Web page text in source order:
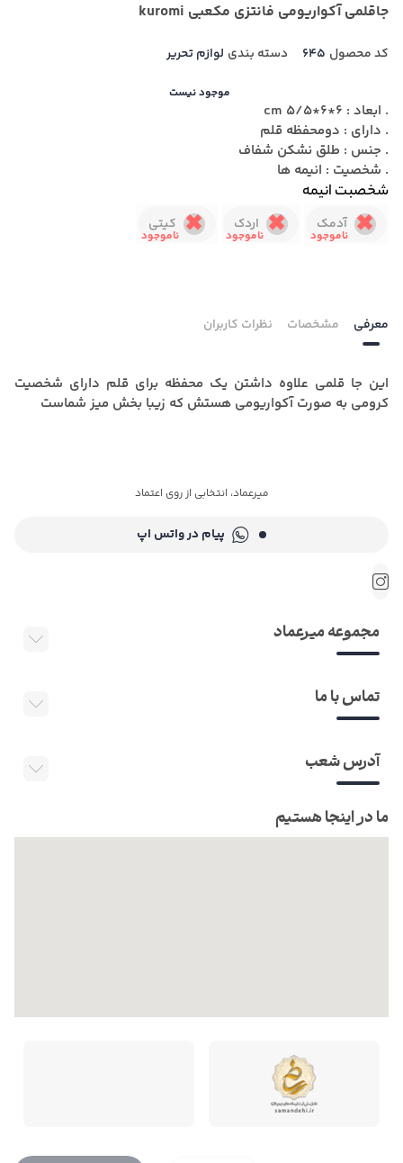
جاقلمی آکواریومی فانتزی مکعبی kuromi
کد محصول 645 دسته بندی لوازم تحریر
موجود نیست
. ابعاد : 6*6*5/5 cm
. دارای : دومحفظه قلم
. جنس : طلق نشکن شفاف
. شخصیت : انیمه ها
شخصبت انیمه
آدمک اردک کیتی
معرفی مشخصات نظرات کاربران
این جا قلمی علاوه داشتن یک محفظه برای قلم دارای شخصیت
کرومی به صورت آکواریومی هستش که زیبا بخش میز شماست
میرعماد، انتخابی از روی اعتماد
پیام در واتس اپ
مجموعه میرعماد
تماس با ما
آدرس شعب
ما در اینجا هستیم